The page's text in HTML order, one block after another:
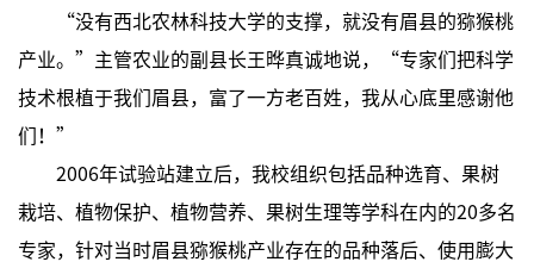
“没有西北农林科技大学的支撑，就没有眉县的猕猴桃
产业。”主管农业的副县长王晔真诚地说，“专家们把科学
技术根植于我们眉县，富了一方老百姓，我从心底里感谢他
们！”
2006年试验站建立后，我校组织包括品种选育、果树
栽培、植物保护、植物营养、果树生理等学科在内的20多名
专家，针对当时眉县猕猴桃产业存在的品种落后、使用膨大